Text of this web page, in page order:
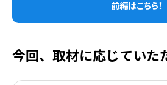
前編はこちら！
今回、取材に応じていた